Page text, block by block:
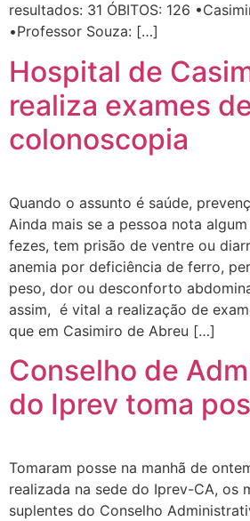
resultados: 31 ÓBITOS: 126
•Professor Souza: […]
Hospital de
realiza exames
colonoscopia
Quando o assunto é saúde,
Ainda mais se a pessoa nota
fezes, tem prisão de ventre ou
anemia por deficiência de ferro,
peso, dor ou desconforto
assim, é vital a realização de
que em Casimiro de Abreu […]
Conselho de
do Iprev toma
Tomaram posse na manhã de
realizada na sede do Iprev-CA, os
suplentes do Conselho